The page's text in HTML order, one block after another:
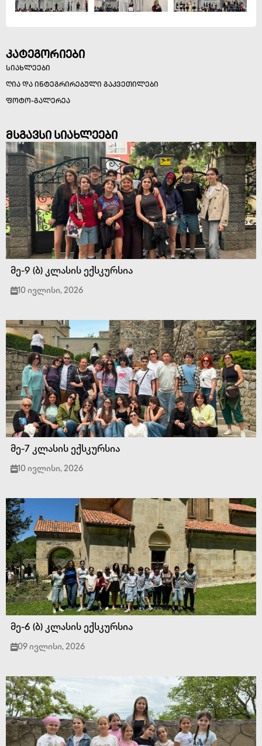
კატეგორიები
სიახლეები
ღია და ინტეგრირებული გაკვეთილები
ფოტო-გალერეა
მსგავსი სიახლეები
მე-9 (ბ) კლასის ექსკურსია
10 ივლისი, 2026
მე-7 კლასის ექსკურსია
10 ივლისი, 2026
მე-6 (ბ) კლასის ექსკურსია
09 ივლისი, 2026